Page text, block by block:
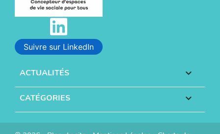
Suivre sur LinkedIn
ACTUALITÉS 
CATÉGORIES 